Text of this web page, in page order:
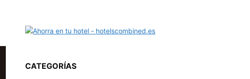
CATEGORÍAS